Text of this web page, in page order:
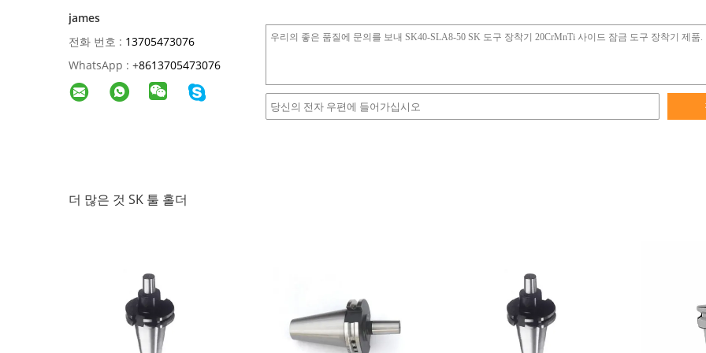
james
전화 번호 : 13705473076
WhatsApp : +8613705473076
더 많은 것 SK 툴 홀더